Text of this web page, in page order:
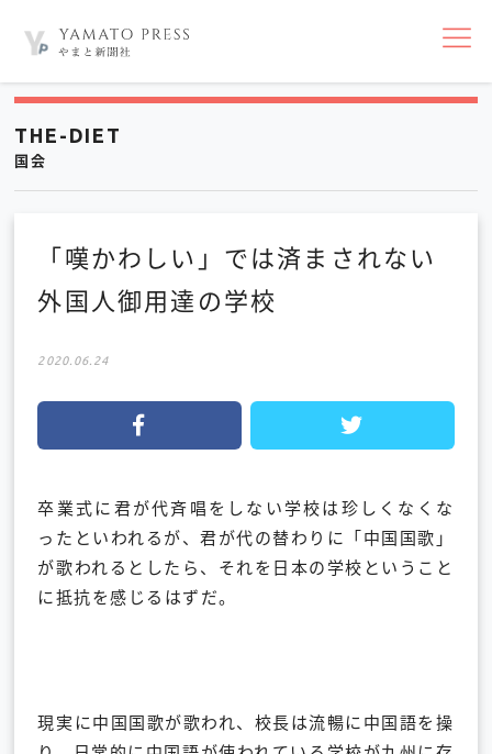
nav
THE-DIET
国会
「嘆かわしい」では済まされない
外国人御用達の学校
2020.06.24
卒業式に君が代斉唱をしない学校は珍しくなくな
ったといわれるが、君が代の替わりに「中国国歌」
が歌われるとしたら、それを日本の学校ということ
に抵抗を感じるはずだ。
現実に中国国歌が歌われ、校長は流暢に中国語を操